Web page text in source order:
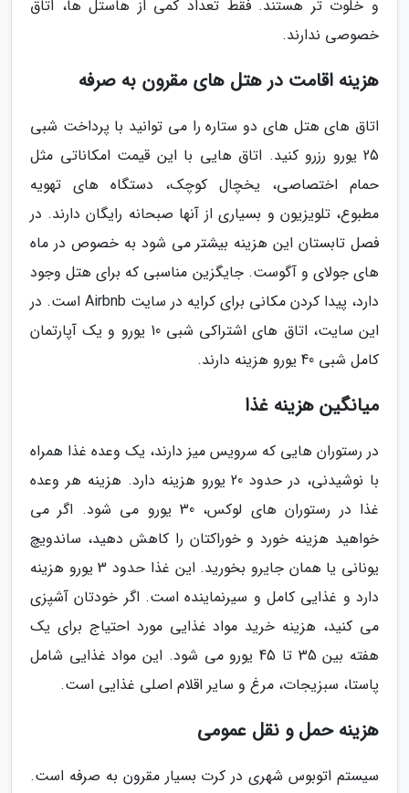
و خلوت تر هستند. فقط تعداد کمی از هاستل ها، اتاق
خصوصی ندارند.
هزینه اقامت در هتل های مقرون به صرفه
اتاق های هتل های دو ستاره را می توانید با پرداخت شبی
25 یورو رزرو کنید. اتاق هایی با این قیمت امکاناتی مثل
حمام اختصاصی، یخچال کوچک، دستگاه های تهویه
مطبوع، تلویزیون و بسیاری از آنها صبحانه رایگان دارند. در
فصل تابستان این هزینه بیشتر می شود به خصوص در ماه
های جولای و آگوست. جایگزین مناسبی که برای هتل وجود
دارد، پیدا کردن مکانی برای کرایه در سایت Airbnb است. در
این سایت، اتاق های اشتراکی شبی 10 یورو و یک آپارتمان
کامل شبی 40 یورو هزینه دارند.
میانگین هزینه غذا
در رستوران هایی که سرویس میز دارند، یک وعده غذا همراه
با نوشیدنی، در حدود 20 یورو هزینه دارد. هزینه هر وعده
غذا در رستوران های لوکس، 30 یورو می شود. اگر می
خواهید هزینه خورد و خوراکتان را کاهش دهید، ساندویچ
یونانی یا همان جایرو بخورید. این غذا حدود 3 یورو هزینه
دارد و غذایی کامل و سیرنماینده است. اگر خودتان آشپزی
می کنید، هزینه خرید مواد غذایی مورد احتیاج برای یک
هفته بین 35 تا 45 یورو می شود. این مواد غذایی شامل
پاستا، سبزیجات، مرغ و سایر اقلام اصلی غذایی است.
هزینه حمل و نقل عمومی
سیستم اتوبوس شهری در کرت بسیار مقرون به صرفه است.